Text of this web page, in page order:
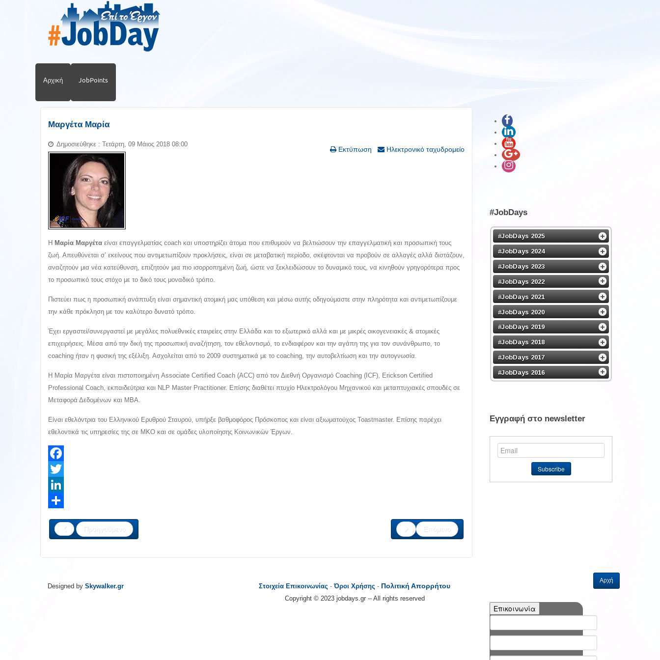
Αρχική JobPoints
Μαργέτα Μαρία
Εκτύπωση Ηλεκτρονικό ταχυδρομείο
Δημοσιεύθηκε : Τετάρτη, 09 Μάιος 2018 08:00
Η Μαρία Μαργέτα είναι επαγγελματίας coach και υποστηρίζει άτομα που επιθυμούν να βελτιώσουν την επαγγελματική και προσωπική τους
ζωή. Απευθύνεται σ’ εκείνους που αντιμετωπίζουν προκλήσεις, είναι σε μεταβατική περίοδο, σκέφτονται να προβούν σε αλλαγές αλλά διστάζουν,
αναζητούν μια νέα κατεύθυνση, επιζητούν μια πιο ισορροπημένη ζωή, ώστε να ξεκλειδώσουν το δυναμικό τους, να κινηθούν γρηγορότερα προς
το προσωπικό τους στόχο με το δικό τους μοναδικό τρόπο.
Πιστεύει πως η προσωπική ανάπτυξη είναι σημαντική ατομική μας υπόθεση και μέσω αυτής οδηγούμαστε στην πληρότητα και αντιμετωπίζουμε
την κάθε πρόκληση με τον καλύτερο δυνατό τρόπο.
Έχει εργαστεί/συνεργαστεί με μεγάλες πολυεθνικές εταιρείες στην Ελλάδα και το εξωτερικό αλλά και με μικρές οικογενειακές & ατομικές
επιχειρήσεις. Μέσα από την δική της προσωπική αναζήτηση, τον εθελοντισμό, το ενδιαφέρον και την αγάπη της για τον συνάνθρωπο, το
coaching ήταν η φυσική της εξέλιξη. Ασχολείται από το 2009 συστηματικά με το coaching, την αυτοβελτίωση και την αυτογνωσία.
Η Μαρία Μαργέτα είναι πιστοποιημένη Associate Certified Coach (ACC) από τον Διεθνή Οργανισμό Coaching (ICF), Erickson Certified
Professional Coach, εκπαιδεύτρια και NLP Master Practitioner. Επίσης διαθέτει πτυχίο Ηλεκτρολόγου Μηχανικού και μεταπτυχιακές σπουδές σε
Μεταφορά Δεδομένων και ΜΒΑ.
Είναι εθελόντρια του Ελληνικού Ερυθρού Σταυρού, υπήρξε βαθμοφόρος Πρόσκοπος και είναι αξιωματούχος Toastmaster. Επίσης παρέχει
εθελοντικά τις υπηρεσίες της σε ΜΚΟ και σε ομάδες υλοποίησης Κοινωνικών Έργων.
Facebook
Twitter
LinkedIn
Προηγούμενο
Επόμενο
#JobDays
#JobDays 2025
#JobDays 2024
#JobDays 2023
#JobDays 2022
#JobDays 2021
#JobDays 2020
#JobDays 2019
#JobDays 2018
#JobDays 2017
#JobDays 2016
Εγγραφή στο newsletter
Designed by Skywalker.gr Στοιχεία Επικοινωνίας -Όροι Χρήσης - Πολιτική Απορρήτου
Copyright © 2023 jobdays.gr -- All rights reserved
Αρχή